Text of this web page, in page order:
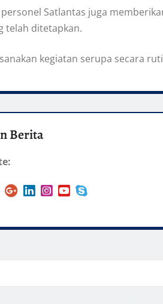
Satlantas juga
telah ditetapkan.
kegiatan serupa secara
Berita